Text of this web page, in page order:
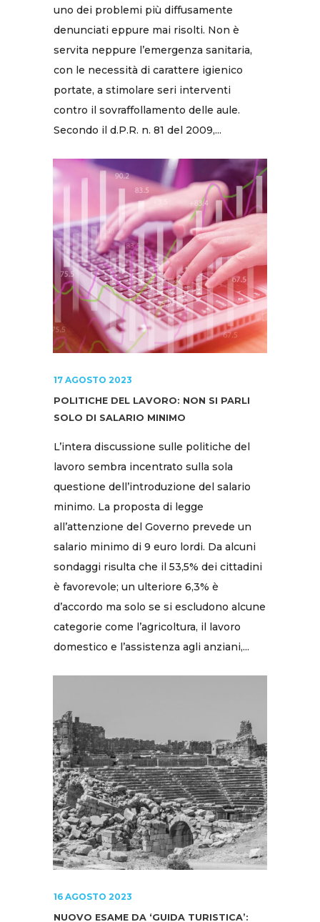
uno dei problemi più diffusamente
denunciati eppure mai risolti. Non è
servita neppure l’emergenza sanitaria,
con le necessità di carattere igienico
portate, a stimolare seri interventi
contro il sovraffollamento delle aule.
Secondo il d.P.R. n. 81 del 2009,...
17 AGOSTO 2023
POLITICHE DEL LAVORO: NON SI PARLI
SOLO DI SALARIO MINIMO
L’intera discussione sulle politiche del
lavoro sembra incentrato sulla sola
questione dell’introduzione del salario
minimo. La proposta di legge
all’attenzione del Governo prevede un
salario minimo di 9 euro lordi. Da alcuni
sondaggi risulta che il 53,5% dei cittadini
è favorevole; un ulteriore 6,3% è
d’accordo ma solo se si escludono alcune
categorie come l’agricoltura, il lavoro
domestico e l’assistenza agli anziani,...
16 AGOSTO 2023
NUOVO ESAME DA ‘GUIDA TURISTICA’: